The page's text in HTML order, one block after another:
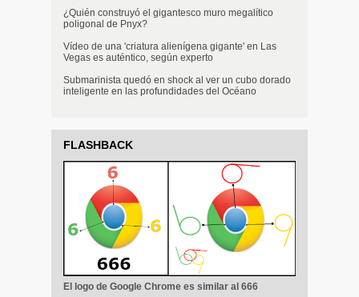
¿Quién construyó el gigantesco muro megalítico
poligonal de Pnyx?
Vídeo de una 'criatura alienígena gigante' en Las
Vegas es auténtico, según experto
Submarinista quedó en shock al ver un cubo dorado
inteligente en las profundidades del Océano
FLASHBACK
El logo de Google Chrome es similar al 666